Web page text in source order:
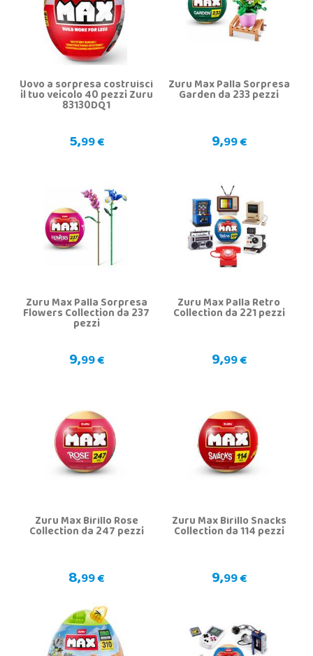
Uovo a sorpresa costruisci
il tuo veicolo 40 pezzi Zuru
83130DQ1
5,99 €
Zuru Max Palla Sorpresa
Garden da 233 pezzi
9,99 €
Zuru Max Palla Sorpresa
Flowers Collection da 237
pezzi
9,99 €
Zuru Max Palla Retro
Collection da 221 pezzi
9,99 €
Zuru Max Birillo Rose
Collection da 247 pezzi
8,99 €
Zuru Max Birillo Snacks
Collection da 114 pezzi
9,99 €